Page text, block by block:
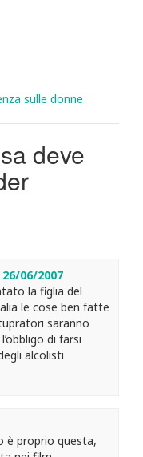
sulle donne
deve
26/06/2007
la figlia del
le cose ben fatte
saranno
di farsi
alcolisti
è proprio questa,